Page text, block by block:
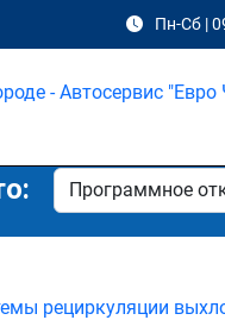
Пн-Сб |
рециркуляции